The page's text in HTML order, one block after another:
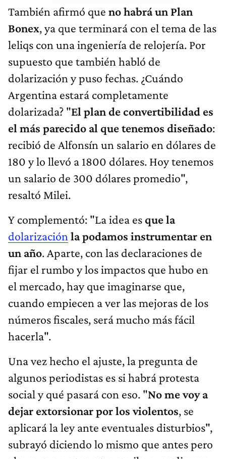
También afirmó que no habrá un Plan
Bonex, ya que terminará con el tema de las
leliqs con una ingeniería de relojería. Por
supuesto que también habló de
dolarización y puso fechas. ¿Cuándo
Argentina estará completamente
dolarizada? "El plan de convertibilidad es
el más parecido al que tenemos diseñado:
recibió de Alfonsín un salario en dólares de
180 y lo llevó a 1800 dólares. Hoy tenemos
un salario de 300 dólares promedio",
resaltó Milei.
Y complementó: "La idea es que la
dolarización la podamos instrumentar en
un año. Aparte, con las declaraciones de
fijar el rumbo y los impactos que hubo en
el mercado, hay que imaginarse que,
cuando empiecen a ver las mejoras de los
números fiscales, será mucho más fácil
hacerla".
Una vez hecho el ajuste, la pregunta de
algunos periodistas es si habrá protesta
social y qué pasará con eso. "No me voy a
dejar extorsionar por los violentos, se
aplicará la ley ante eventuales disturbios",
subrayó diciendo lo mismo que antes pero